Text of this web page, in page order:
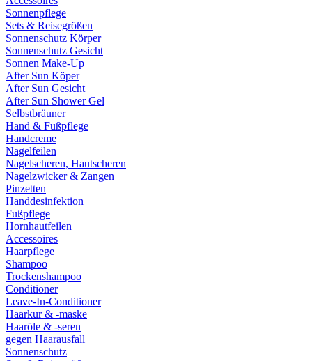
Sonnenpflege
Sets & Reisegrößen
Sonnenschutz Körper
Sonnenschutz Gesicht
Sonnen Make-Up
After Sun Köper
After Sun Gesicht
After Sun Shower Gel
Selbstbräuner
Hand & Fußpflege
Handcreme
Nagelfeilen
Nagelscheren, Hautscheren
Nagelzwicker & Zangen
Pinzetten
Handdesinfektion
Fußpflege
Hornhautfeilen
Accessoires
Haarpflege
Shampoo
Trockenshampoo
Conditioner
Leave-In-Conditioner
Haarkur & -maske
Haaröle & -seren
gegen Haarausfall
Sonnenschutz